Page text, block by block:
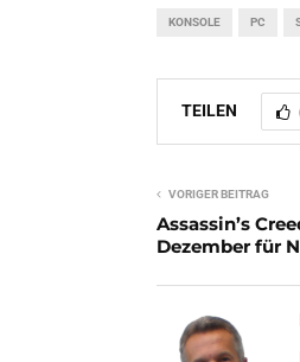
KONSOLE PC
TEILEN
VORIGER BEITRAG
Assassin’s
Dezember für